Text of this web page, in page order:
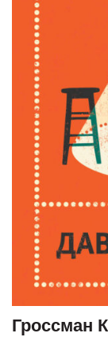
Гроссман